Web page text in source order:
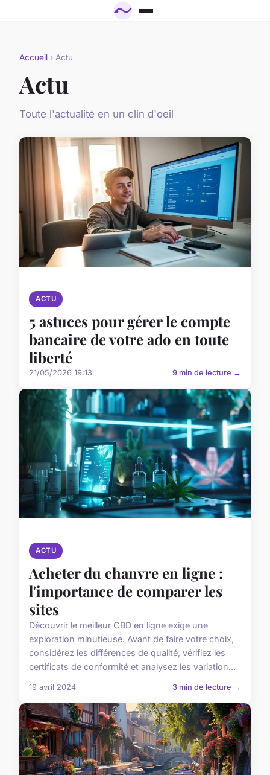
Accueil › Actu
Actu
Toute l'actualité en un clin d'oeil
ACTU
5 astuces pour gérer le compte
bancaire de votre ado en toute
liberté
21/05/2026 19:13 9 min de lecture →
ACTU
Acheter du chanvre en ligne :
l'importance de comparer les
sites
Découvrir le meilleur CBD en ligne exige une
exploration minutieuse. Avant de faire votre choix,
considérez les différences de qualité, vérifiez les
certificats de conformité et analysez les variation...
19 avril 2024 3 min de lecture →